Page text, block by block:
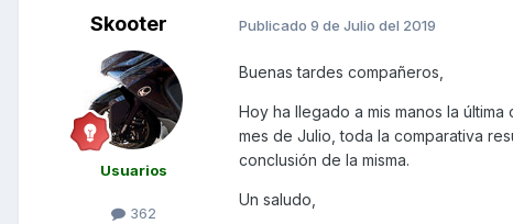
Skooter
Usuarios
362
Publicado 9 de Julio del 2019
Buenas tardes compañeros,
Hoy ha llegado a mis manos la
mes de Julio, toda la comparativa
conclusión de la misma.
Un saludo,